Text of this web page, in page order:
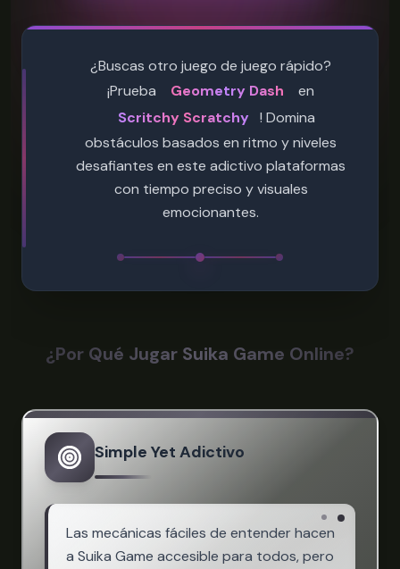
¿Buscas otro juego de juego rápido?
¡Prueba
Geometry Dash
en
Scritchy Scratchy ! Domina
obstáculos basados en ritmo y niveles
desafiantes en este adictivo plataformas
con tiempo preciso y visuales
emocionantes.
¿Por Qué Jugar Suika Game Online?
Simple Yet Adictivo
Las mecánicas fáciles de entender hacen
a Suika Game accesible para todos, pero